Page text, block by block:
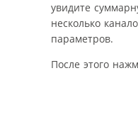
увидите
несколько
параметров.
После этого